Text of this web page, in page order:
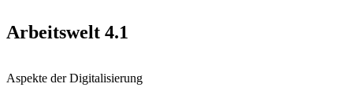
Arbeitswelt 4.1
Aspekte der Digitalisierung